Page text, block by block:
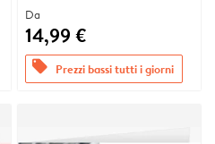
Da
14,99 €
offers Prezzi bassi tutti i giorni